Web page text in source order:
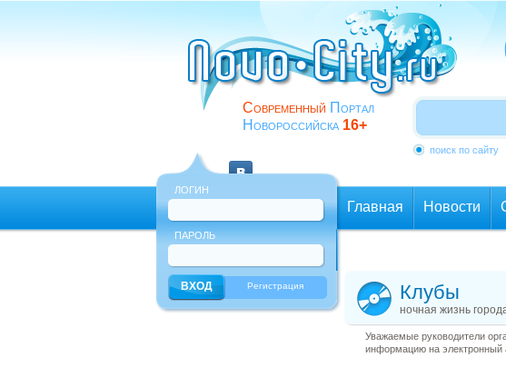
Современный Портал
Новороссийска 16+
поиск по сайту
ЛОГИН
ПАРОЛЬ
Регистрация
Главная Новости
Клубы
ночная жизнь
Уважаемые руководители
информацию на электронный